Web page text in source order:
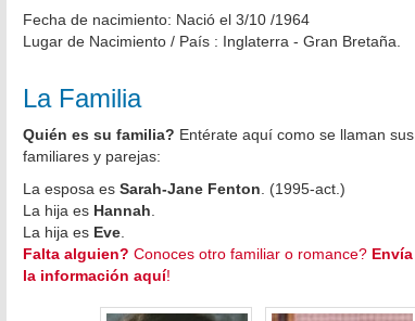
Fecha de nacimiento: Nació el 3/10 /1964
Lugar de Nacimiento / País : Inglaterra - Gran Bretaña.
La Familia
Quién es su familia? Entérate aquí como se llaman sus
familiares y parejas:
La esposa esSarah-Jane Fenton . (1995-act.)
La hija es Hannah
La hija es Eve
Falta alguien? Conoces otro familiar o romance? Envía
la información aquí!